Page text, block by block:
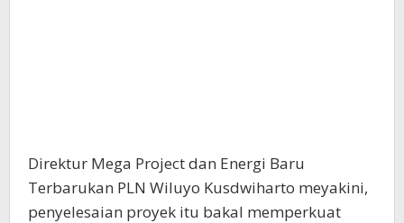
Direktur Mega Project dan Energi Baru
Terbarukan PLN Wiluyo Kusdwiharto meyakini,
penyelesaian proyek itu bakal memperkuat